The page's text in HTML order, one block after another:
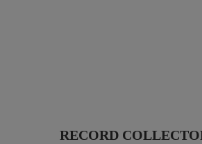
RECORD